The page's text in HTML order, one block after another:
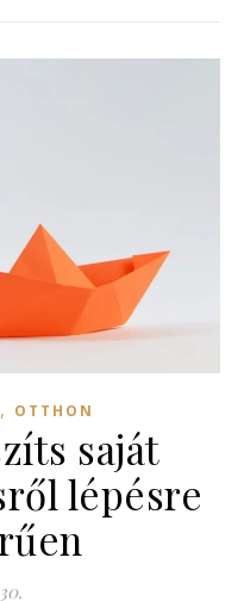
, OTTHON
saját
lépésre